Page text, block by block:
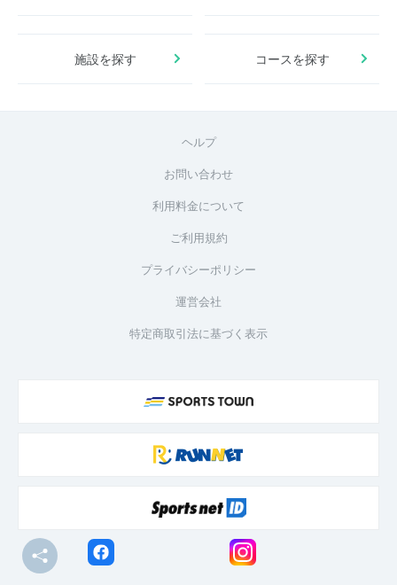
施設を探す コースを探す
ヘルプ
お問い合わせ
利用料金について
ご利用規約
プライバシーポリシー
運営会社
特定商取引法に基づく表示